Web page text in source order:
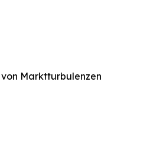
Marktturbulenzen